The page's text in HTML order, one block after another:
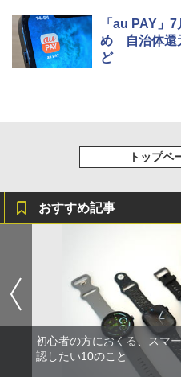
「au PAY」
め 自治体還
ど
トップペ
おすすめ記事
初心者の方におくる、スマ
認したい10のこと